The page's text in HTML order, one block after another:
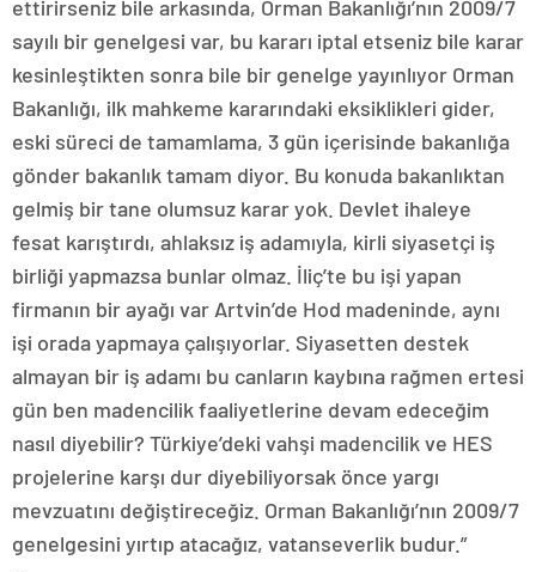
ettirirseniz bile arkasında, Orman Bakanlığı’nın 2009/7
sayılı bir genelgesi var, bu kararı iptal etseniz bile karar
kesinleştikten sonra bile bir genelge yayınlıyor Orman
Bakanlığı, ilk mahkeme kararındaki eksiklikleri gider,
eski süreci de tamamlama, 3 gün içerisinde bakanlığa
gönder bakanlık tamam diyor. Bu konuda bakanlıktan
gelmiş bir tane olumsuz karar yok. Devlet ihaleye
fesat karıştırdı, ahlaksız iş adamıyla, kirli siyasetçi iş
birliği yapmazsa bunlar olmaz. İliç’te bu işi yapan
firmanın bir ayağı var Artvin’de Hod madeninde, aynı
işi orada yapmaya çalışıyorlar. Siyasetten destek
almayan bir iş adamı bu canların kaybına rağmen ertesi
gün ben madencilik faaliyetlerine devam edeceğim
nasıl diyebilir? Türkiye’deki vahşi madencilik ve HES
projelerine karşı dur diyebiliyorsak önce yargı
mevzuatını değiştireceğiz. Orman Bakanlığı’nın 2009/7
genelgesini yırtıp atacağız, vatanseverlik budur.”